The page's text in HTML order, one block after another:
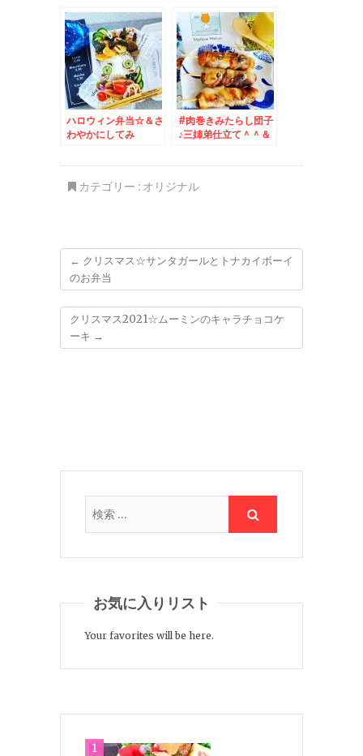
カレー編＾＾
ハロウィン弁当☆＆さ
わやかにしてみ
#肉巻きみたらし団子
♪三姉弟仕立て＾＾＆
カテゴリー : オリジナル
← クリスマス☆サンタガールとトナカイボーイ
のお弁当
クリスマス2021☆ムーミンのキャラチョコケ
ーキ →
お気に入りリスト
Your favorites will be here.